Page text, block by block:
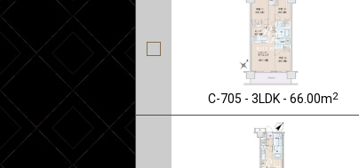
C-705 - 3LDK - 66.00m2